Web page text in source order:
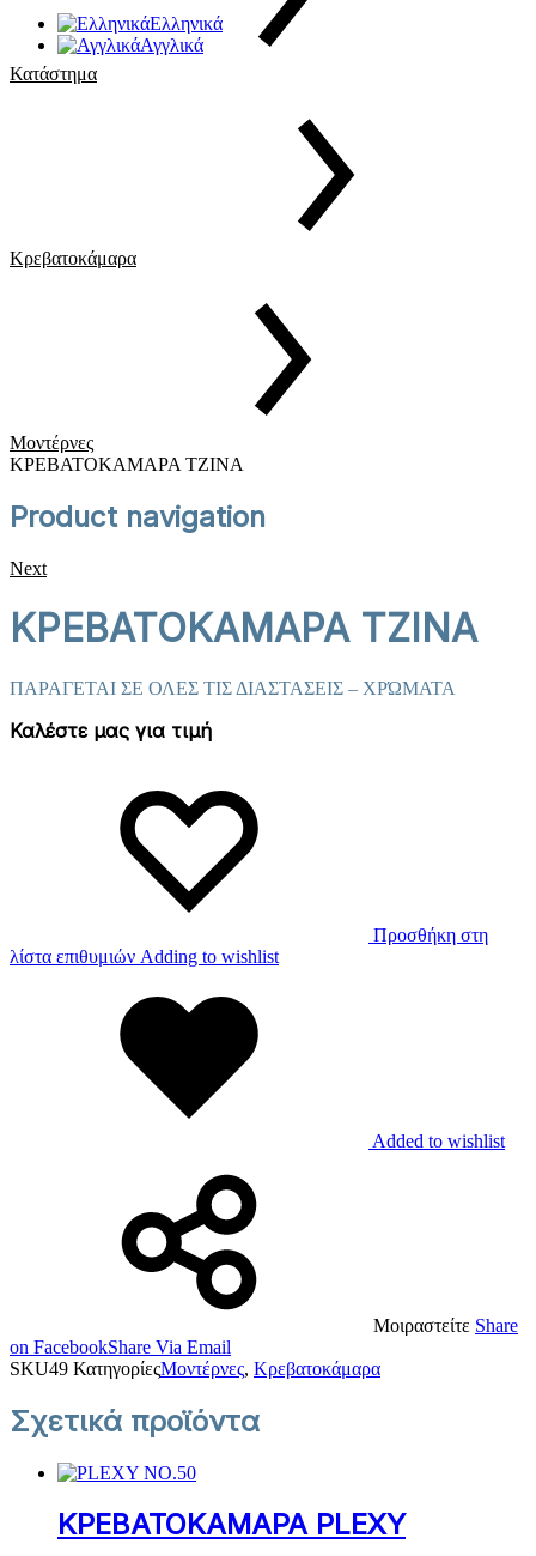
Ελληνικά
Αγγλικά
Κατάστημα
Κρεβατοκάμαρα
Μοντέρνες
ΚΡΕΒΑΤΟΚΑΜΑΡΑ TZINA
Product navigation
Next
ΚΡΕΒΑΤΟΚΑΜΑΡΑ TZINA
ΠΑΡΑΓΕΤΑΙ ΣΕ ΟΛΕΣ ΤΙΣ ΔΙΑΣΤΑΣΕΙΣ – ΧΡΏΜΑΤΑ
Καλέστε μας για τιμή
Προσθήκη στη
λίστα επιθυμιών Adding to wishlist
Added to wishlist
Μοιραστείτε Share
on FacebookShare Via Email
SKU49 ΚατηγορίεςΜοντέρνες, Κρεβατοκάμαρα
Σχετικά προϊόντα
ΚΡΕΒΑΤΟΚΑΜΑΡΑ PLEXY